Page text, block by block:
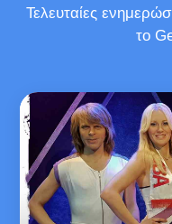
Τελευταίες
το